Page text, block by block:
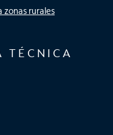
zonas rurales
TÉCNICA